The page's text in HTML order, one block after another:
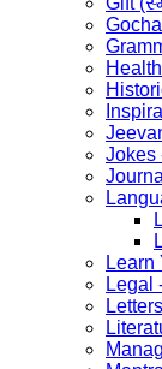
Jokes
Learn
Legal